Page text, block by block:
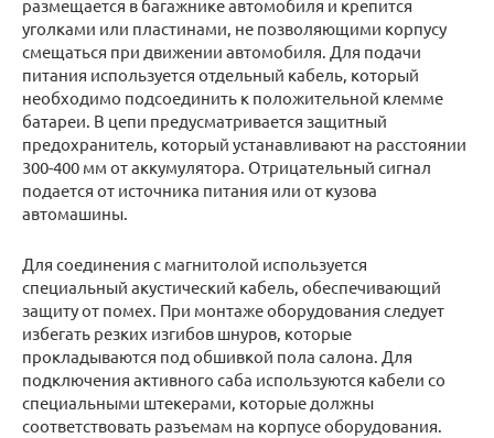
размещается в багажнике автомобиля и крепится
уголками или пластинами, не позволяющими корпусу
смещаться при движении автомобиля. Для подачи
питания используется отдельный кабель, который
необходимо подсоединить к положительной клемме
батареи. В цепи предусматривается защитный
предохранитель, который устанавливают на расстоянии
300-400 мм от аккумулятора. Отрицательный сигнал
подается от источника питания или от кузова
автомашины.
Для соединения с магнитолой используется
специальный акустический кабель, обеспечивающий
защиту от помех. При монтаже оборудования следует
избегать резких изгибов шнуров, которые
прокладываются под обшивкой пола салона. Для
подключения активного саба используются кабели со
специальными штекерами, которые должны
соответствовать разъемам на корпусе оборудования.